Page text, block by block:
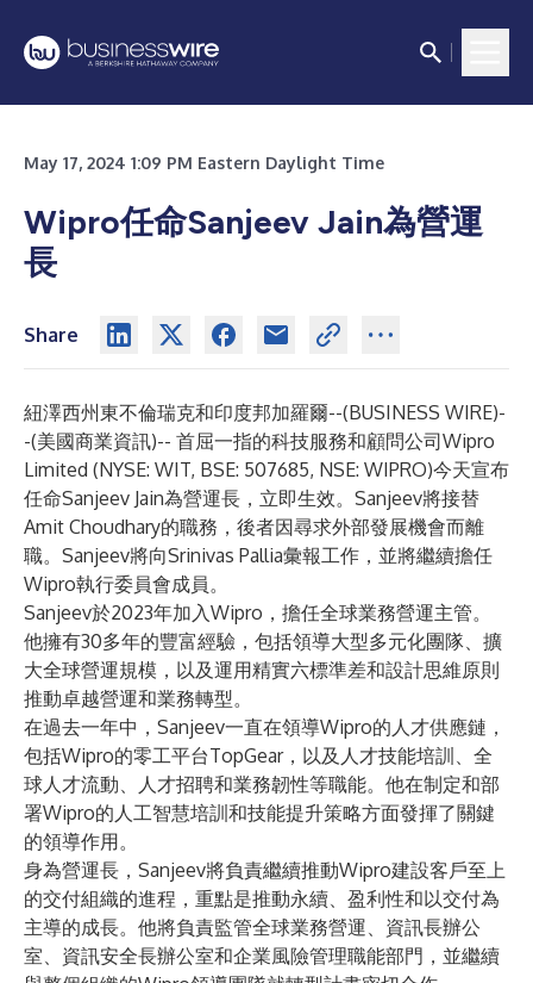
May 17, 2024 1:09 PM Eastern Daylight Time
Wipro任命Sanjeev Jain為營運
長
Share
紐澤西州東不倫瑞克和印度邦加羅爾--(BUSINESS WIRE)-
-(美國商業資訊)-- 首屈一指的科技服務和顧問公司Wipro
Limited (NYSE: WIT, BSE: 507685, NSE: WIPRO)今天宣布
任命Sanjeev Jain為營運長，立即生效。Sanjeev將接替
Amit Choudhary的職務，後者因尋求外部發展機會而離
職。Sanjeev將向Srinivas Pallia彙報工作，並將繼續擔任
Wipro執行委員會成員。
Sanjeev於2023年加入Wipro，擔任全球業務營運主管。
他擁有30多年的豐富經驗，包括領導大型多元化團隊、擴
大全球營運規模，以及運用精實六標準差和設計思維原則
推動卓越營運和業務轉型。
在過去一年中，Sanjeev一直在領導Wipro的人才供應鏈，
包括Wipro的零工平台TopGear，以及人才技能培訓、全
球人才流動、人才招聘和業務韌性等職能。他在制定和部
署Wipro的人工智慧培訓和技能提升策略方面發揮了關鍵
的領導作用。
身為營運長，Sanjeev將負責繼續推動Wipro建設客戶至上
的交付組織的進程，重點是推動永續、盈利性和以交付為
主導的成長。他將負責監管全球業務營運、資訊長辦公
室、資訊安全長辦公室和企業風險管理職能部門，並繼續